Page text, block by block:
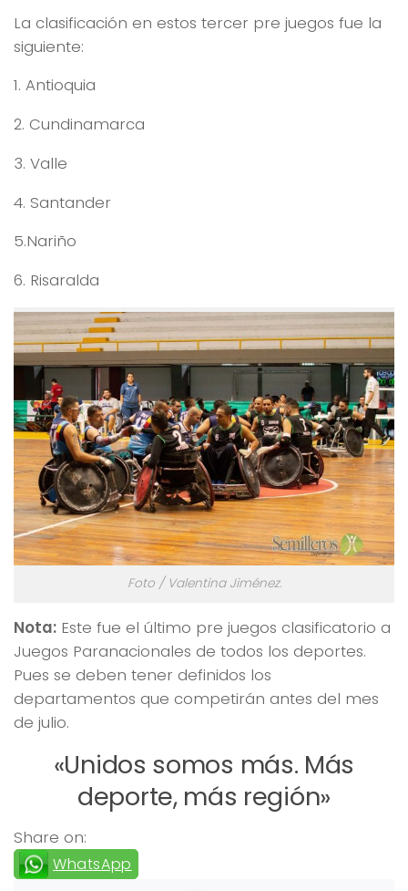
La clasificación en estos tercer pre juegos fue la
siguiente:
1. Antioquia
2. Cundinamarca
3. Valle
4. Santander
5.Nariño
6. Risaralda
Foto / Valentina Jiménez.
Nota: Este fue el último pre juegos clasificatorio a
Juegos Paranacionales de todos los deportes.
Pues se deben tener definidos los
departamentos que competirán antes del mes
de julio.
«Unidos somos más. Más
deporte, más región»
Share on:
WhatsApp